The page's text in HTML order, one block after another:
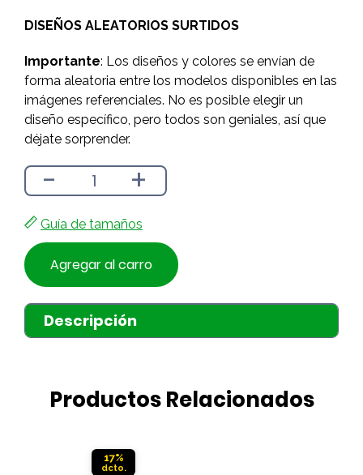
$5.490.
$4.890.
DISEÑOS ALEATORIOS SURTIDOS
Importante: Los diseños y colores se envían de
forma aleatoria entre los modelos disponibles en las
imágenes referenciales. No es posible elegir un
diseño específico, pero todos son geniales, así que
déjate sorprender.
- +
Guía de tamaños
Agregar al carro
Descripción
Productos Relacionados
17%